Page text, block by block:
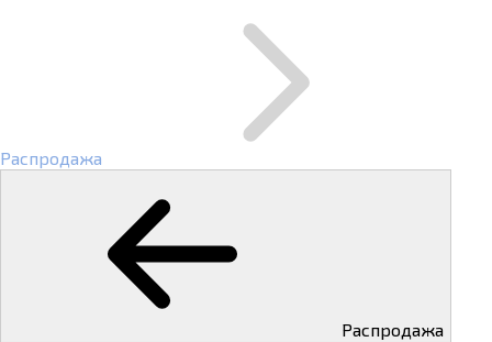
Распродажа
Распродажа